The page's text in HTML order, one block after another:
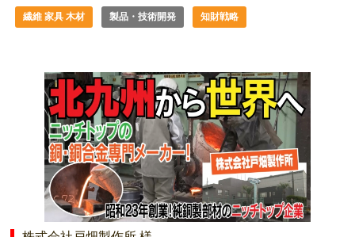
繊維 家具 木材 製品・技術開発 知財戦略